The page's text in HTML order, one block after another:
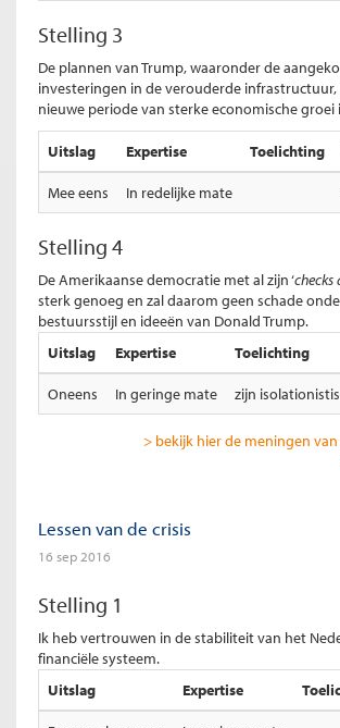
Stelling 3
De plannen van Trump, waaronder de
investeringen in de verouderde infrastructuur,
nieuwe periode van sterke economische groei
Uitslag Expertise Toelichting
Mee eens In redelijke mate
Stelling 4
De Amerikaanse democratie met al zijn ‘checks
sterk genoeg en zal daarom geen schade
bestuursstijl en ideeën van Donald Trump.
Uitslag
Expertise Toelichting
Oneens In geringe mate zijn
> bekijk hier de meningen
Lessen van de crisis
16 sep 2016
Stelling 1
Ik heb vertrouwen in de stabiliteit van het
financiële systeem.
Uitslag
Expertise